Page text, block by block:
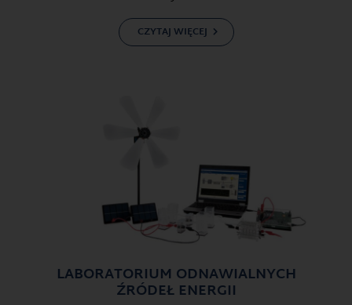
CZYTAJ WIĘCEJ
LABORATORIUM ODNAWIALNYCH
ŹRÓDEŁ ENERGII